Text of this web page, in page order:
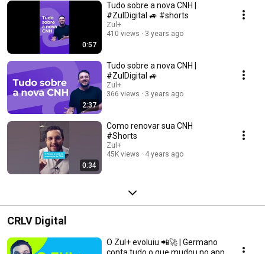
0:57
Tudo sobre a nova CNH |
#ZulDigital 🚙 #shorts
Zul+
410 views
3 years ago
2:37
Tudo sobre a nova CNH |
#ZulDigital 🚙
Zul+
366 views
3 years ago
0:34
Como renovar sua CNH
#Shorts
Zul+
45K views
4 years ago
CRLV Digital
O Zul+ evoluiu 📲🚀 | Germano